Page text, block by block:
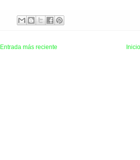
Entrada más reciente Inicio